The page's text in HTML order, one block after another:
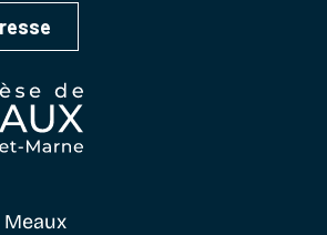
Meaux